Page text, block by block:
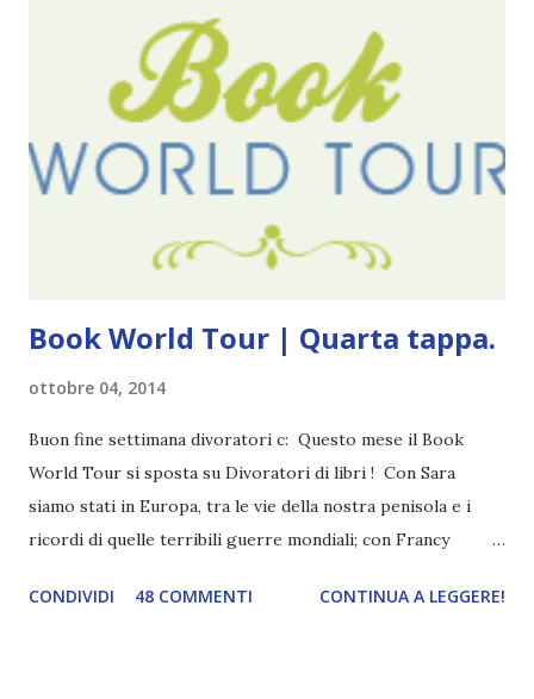
Pagine: 448 Editore: Newton Compton Editori
Pubblicazione: 10 Gennaio 2023 Traduttore: Laura Lancini
Trama: “Si chiama Michael Crist. È il fratello maggiore del
mio ragazzo ed è come quei film dell'orrore che guardi
coprendoti gli occhi. È bellissimo, forte, e assolutamente
visto, l'ho sentito. Le cose che ha fatto, i misfatti ch...
Book World Tour | Quarta tappa.
ottobre 04, 2014
Buon fine settimana divoratori c: Questo mese il Book
World Tour si sposta su Divoratori di libri ! Con Sara
siamo stati in Europa, tra le vie della nostra penisola e i
ricordi di quelle terribili guerre mondiali; con Francy
abbiamo vagato nella savana. Ora preparate le valigie che si
CONDIVIDI 48 COMMENTI CONTINUA A LEGGERE!